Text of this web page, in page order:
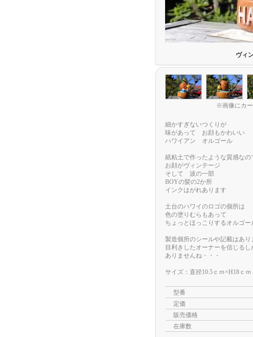
ヴィ
※画像にカー
細かすぎないつくりが
味があって お顔もかわいい
ハワイアン オルゴール
紙粘土で作ったような質感なの
お顔がヴィンテージ
そして 波の一部
BOYの髪の2か所
インクはがれあります
土台のハワイのロゴの個所は
色の塗りむらもあって
ちょっとほっこりするオルゴー
製造個所のシールや記載はあり
目利きしたオーナーを信じるし
ありませんね・・・
サイズ：直径10.5ｃｍ×H18ｃｍ
型番
定価
販売価格
在庫数